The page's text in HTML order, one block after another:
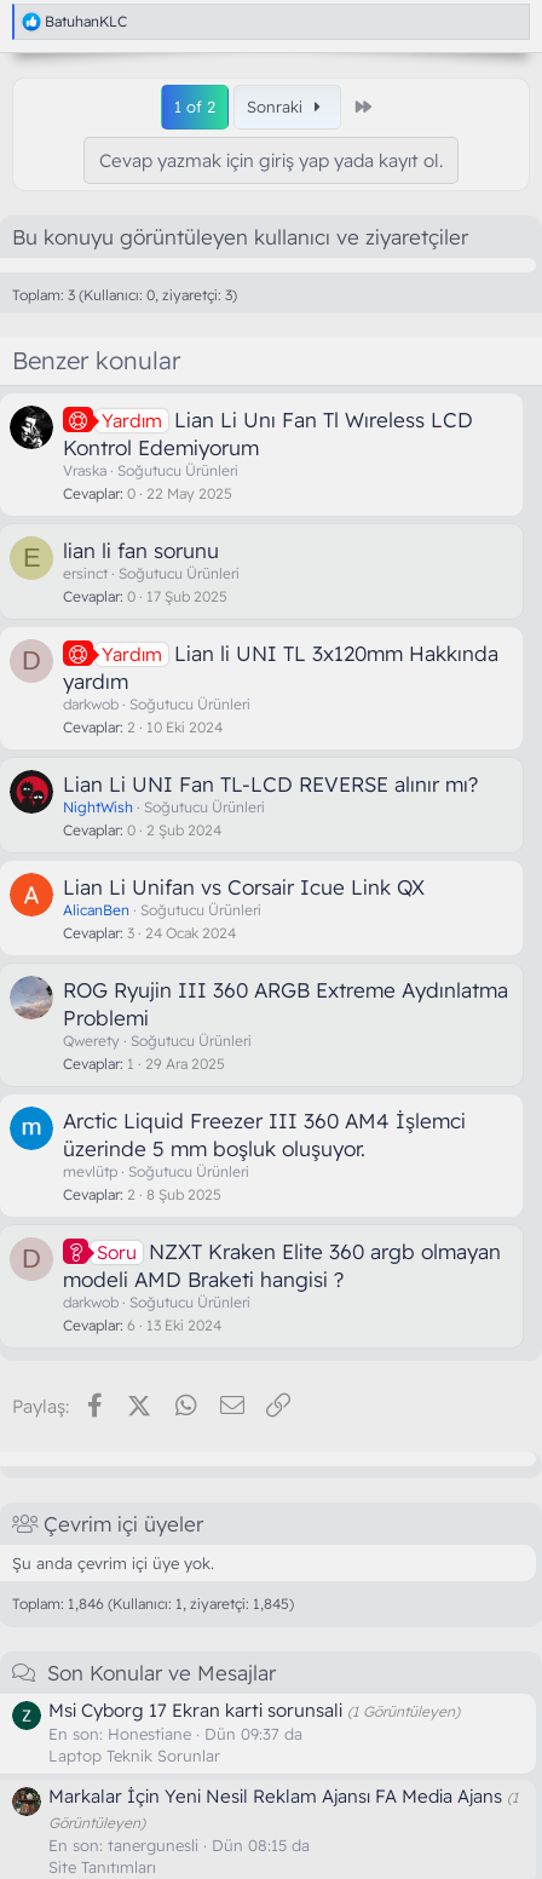
T
e
p
BatuhanKLC
1 of 2 Sonraki
Cevap yazmak için giriş yap yada kayıt ol.
Bu konuyu görüntüleyen kullanıcı ve ziyaretçiler
Toplam: 3 (Kullanıcı: 0, ziyaretçi: 3)
Benzer konular
Yardım
Lian Li Unı Fan Tl Wıreless LCD
Kontrol Edemiyorum
Vraska
Soğutucu Ürünleri
Cevaplar 0 22 May 2025
E lian li fan sorunu
ersinct
Soğutucu Ürünleri
Cevaplar 0 17 Şub 2025
D Yardım
Lian li UNI TL 3x120mm Hakkında
yardım
darkwob
Soğutucu Ürünleri
Cevaplar 2 10 Eki 2024
Lian Li UNI Fan TL-LCD REVERSE alınır mı?
NightWish
Soğutucu Ürünleri
Cevaplar 0 2 Şub 2024
Lian Li Unifan vs Corsair Icue Link QX
AlicanBen
Soğutucu Ürünleri
Cevaplar 3 24 Ocak 2024
ROG Ryujin III 360 ARGB Extreme Aydınlatma
Problemi
Qwerety
Soğutucu Ürünleri
Cevaplar 1 29 Ara 2025
Arctic Liquid Freezer III 360 AM4 İşlemci
üzerinde 5 mm boşluk oluşuyor.
mevlütp
Soğutucu Ürünleri
Cevaplar 2 8 Şub 2025
D Soru
NZXT Kraken Elite 360 argb olmayan
modeli AMD Braketi hangisi ?
darkwob
Soğutucu Ürünleri
Cevaplar 6 13 Eki 2024
Paylaş: FacebookX (Twitter)WhatsApp
E-posta
Çevrim içi üyeler
Şu anda çevrim içi üye yok.
Toplam: 1,846 (Kullanıcı: 1, ziyaretçi: 1,845)
Son Konular ve Mesajlar
Msi Cyborg 17 Ekran karti sorunsali (1 Görüntüleyen)
En son: Honestiane
Dün 09:37 da
Laptop Teknik Sorunlar
Markalar İçin Yeni Nesil Reklam Ajansı FA Media Ajans (1
Görüntüleyen)
En son: tanergunesli
Dün 08:15 da
Site Tanıtımları